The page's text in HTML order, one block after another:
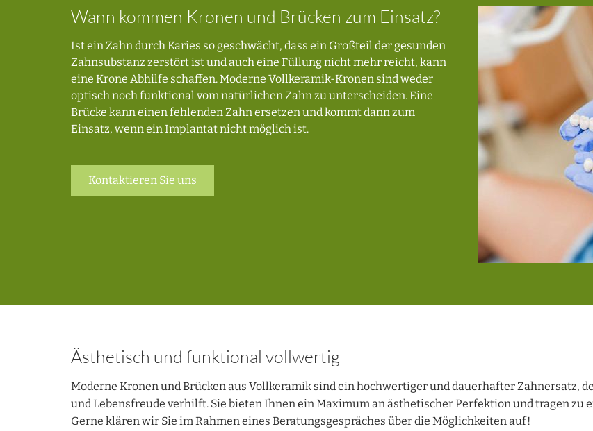
Wann kommen Kronen und Brücken zum Einsatz?
Ist ein Zahn durch Karies so geschwächt, dass ein Großteil der gesunden
Zahnsubstanz zerstört ist und auch eine Füllung nicht mehr reicht, kann
eine Krone Abhilfe schaffen. Moderne Vollkeramik-Kronen sind weder
optisch noch funktional vom natürlichen Zahn zu unterscheiden. Eine
Brücke kann einen fehlenden Zahn ersetzen und kommt dann zum
Einsatz, wenn ein Implantat nicht möglich ist.
Kontaktieren Sie uns
Ästhetisch und funktional vollwertig
Moderne Kronen und Brücken aus Vollkeramik sind ein hochwertiger und dauerhafter Zahnersatz,
und Lebensfreude verhilft. Sie bieten Ihnen ein Maximum an ästhetischer Perfektion und tragen
Gerne klären wir Sie im Rahmen eines Beratungsgespräches über die Möglichkeiten auf!